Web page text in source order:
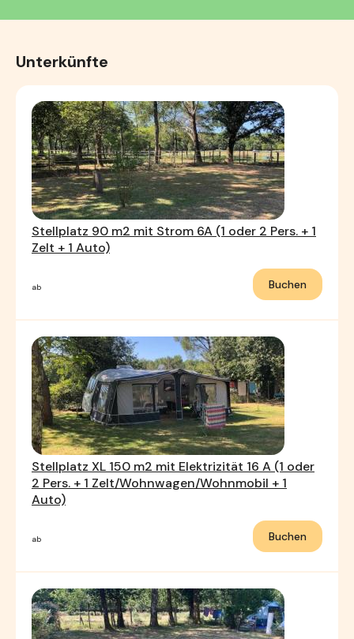
Unterkünfte
Stellplatz 90 m2 mit Strom 6A (1 oder 2 Pers. + 1
Zelt + 1 Auto)
ab Buchen
Stellplatz XL 150 m2 mit Elektrizität 16 A (1 oder
2 Pers. + 1 Zelt/Wohnwagen/Wohnmobil + 1
Auto)
ab Buchen